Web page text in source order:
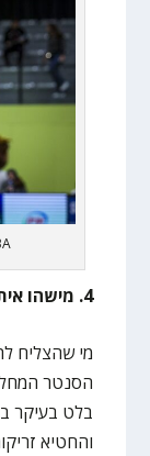
4. מישהו איתי כאן
מי שהצליח
הסנטר
בלט בעיקר
והחטיא